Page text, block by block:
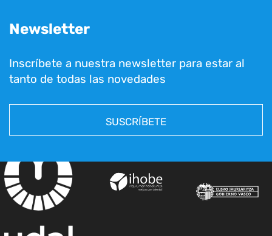
Newsletter
Inscríbete a nuestra newsletter para estar al
tanto de todas las novedades
SUSCRÍBETE